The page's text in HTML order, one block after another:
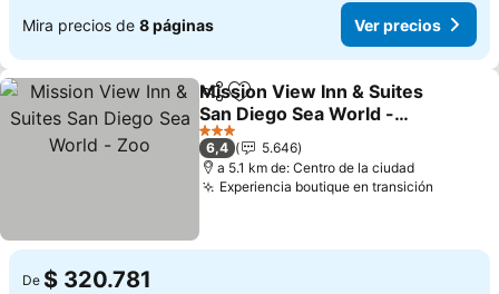
Mira precios de 8 páginas Ver precios
CompartirAgregar a favoritos
Mission View Inn & Suites
San Diego Sea World -
Zoo
Ver precios
3 Estrellas
6,4
5.646
a 5.1 km de: Centro de la ciudad
Experiencia boutique en transición
De $ 320.781